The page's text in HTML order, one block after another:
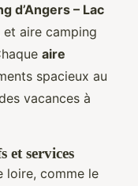
d’Angers – Lac
et aire camping
aire
spacieux au
vacances à
et services
loire, comme le